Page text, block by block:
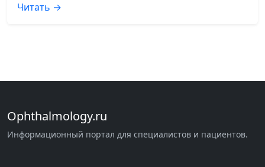
Читать →
Ophthalmology.ru
Информационный портал для специалистов и пациентов.